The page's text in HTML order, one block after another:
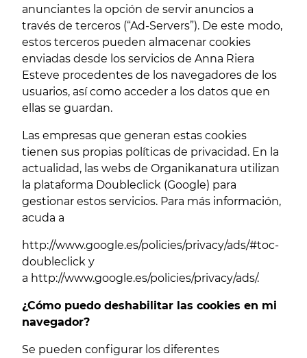
anunciantes la opción de servir anuncios a
través de terceros (“Ad-Servers”). De este modo,
estos terceros pueden almacenar cookies
enviadas desde los servicios de Anna Riera
Esteve procedentes de los navegadores de los
usuarios, así como acceder a los datos que en
ellas se guardan.
Las empresas que generan estas cookies
tienen sus propias políticas de privacidad. En la
actualidad, las webs de Organikanatura utilizan
la plataforma Doubleclick (Google) para
gestionar estos servicios. Para más información,
acuda a
http://www.google.es/policies/privacy/ads/#toc-
doubleclick y
a http://www.google.es/policies/privacy/ads/.
¿Cómo puedo deshabilitar las cookies en mi
navegador?
Se pueden configurar los diferentes